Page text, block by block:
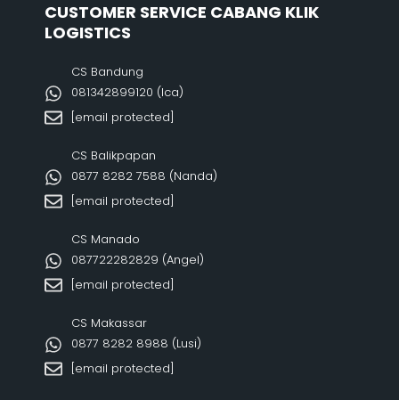
CUSTOMER SERVICE CABANG KLIK
LOGISTICS
CS Bandung
081342899120‬ (Ica)
[email protected]
CS Balikpapan
0877 8282 7588 (Nanda)
[email protected]
CS Manado
087722282829 (Angel)
[email protected]
CS Makassar
0877 8282 8988 (Lusi)
[email protected]